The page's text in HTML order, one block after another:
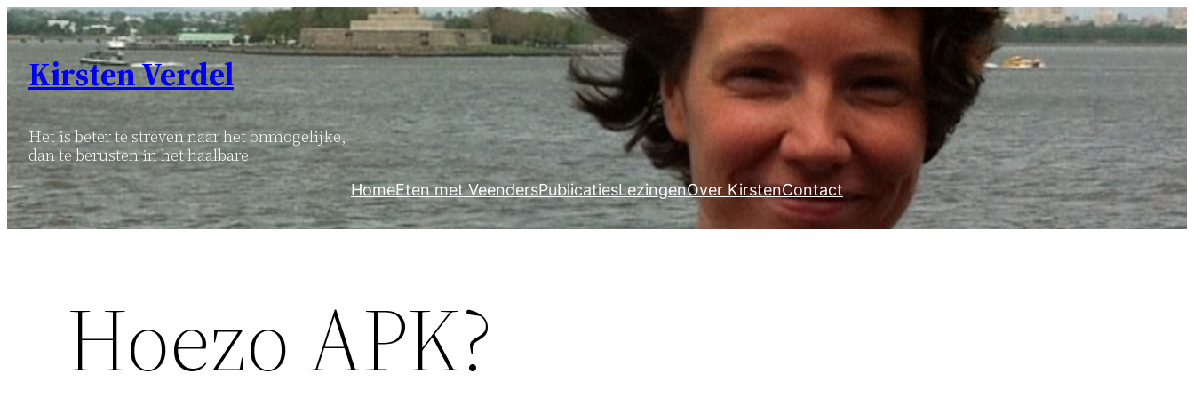
Ga
naar
inhoud
Kirsten Verdel
Het is beter te streven naar het onmogelijke,
dan te berusten in het haalbare
HomeEten met VeendersPublicatiesLezingenOver KirstenContact
Hoezo APK?